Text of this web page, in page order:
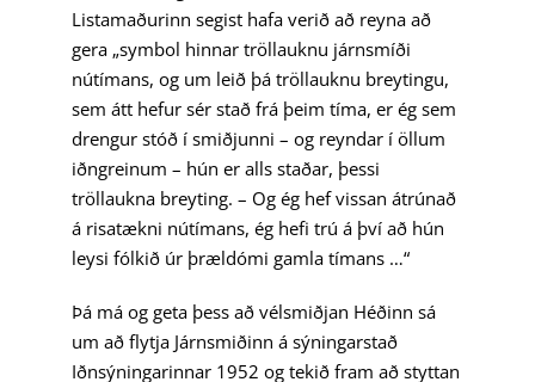
Listamaðurinn segist hafa verið að reyna að
gera „symbol hinnar tröllauknu járnsmíði
nútímans, og um leið þá tröllauknu breytingu,
sem átt hefur sér stað frá þeim tíma, er ég sem
drengur stóð í smiðjunni – og reyndar í öllum
iðngreinum – hún er alls staðar, þessi
tröllaukna breyting. – Og ég hef vissan átrúnað
á risatækni nútímans, ég hefi trú á því að hún
leysi fólkið úr þrældómi gamla tímans …“
Þá má og geta þess að vélsmiðjan Héðinn sá
um að flytja Járnsmiðinn á sýningarstað
Iðnsýningarinnar 1952 og tekið fram að styttan